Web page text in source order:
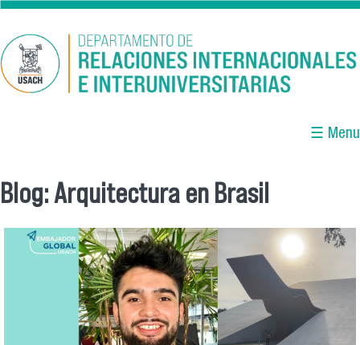
Pasar al contenido principal
☰ Menu
Se encuentra usted aquí
Blog: Arquitectura en Brasil